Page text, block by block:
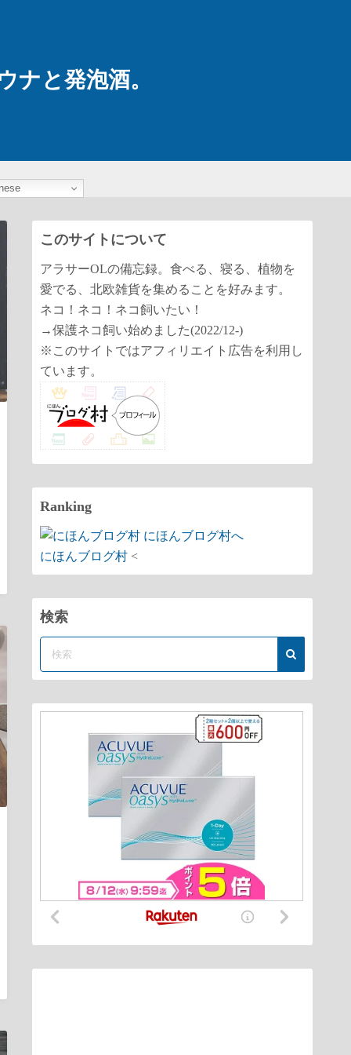
ナと発泡酒。
このサイトについて
アラサーOLの備忘録。食べる、寝る、植物を
愛でる、北欧雑貨を集めることを好みます。
ネコ！ネコ！ネコ飼いたい！
→保護ネコ飼い始めました(2022/12-)
※このサイトではアフィリエイト広告を利用し
ています。
Ranking
にほんブログ村 <
検索